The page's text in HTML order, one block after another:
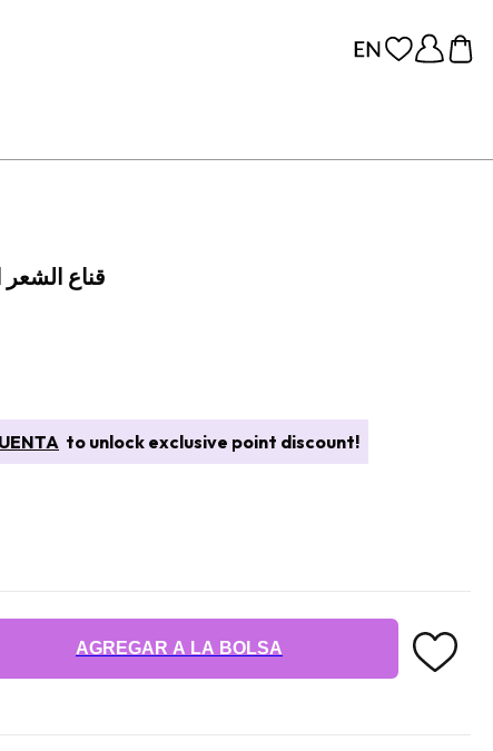
قناع الشعر
to unlock exclusive point discount!
AGREGAR A LA BOLSA